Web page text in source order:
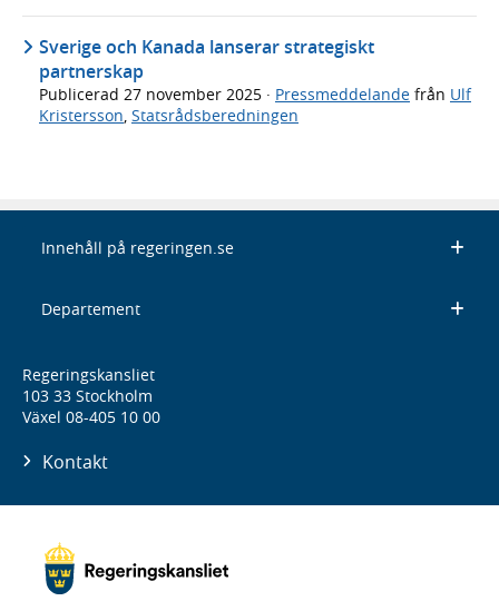
Sverige och Kanada lanserar strategiskt
partnerskap
Publicerad 27 november 2025 · Pressmeddelande från Ulf
Kristersson Statsrådsberedningen
Innehåll på regeringen.se
Departement
Regeringskansliet
103 33 Stockholm
Växel 08-405 10 00
Kontakt